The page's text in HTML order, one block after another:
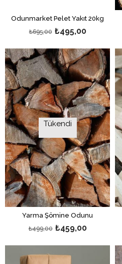
Odunmarket Pelet Yakıt 20kg
₺495,00
₺695,00
Tükendi
Yarma Şömine Odunu
₺459,00
₺499,00